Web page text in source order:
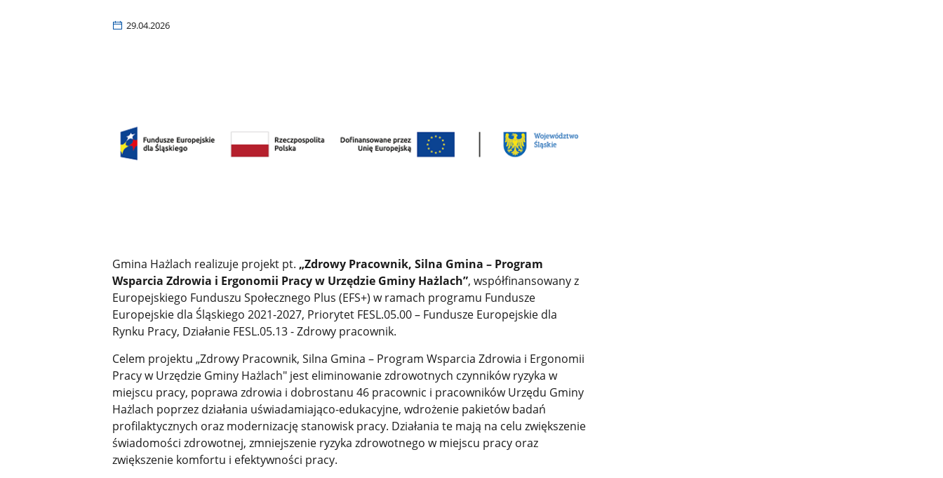
29.04.2026
Gmina Hażlach realizuje projekt pt. „Zdrowy Pracownik, Silna Gmina – Program
Wsparcia Zdrowia i Ergonomii Pracy w Urzędzie Gminy Hażlach”, współfinansowany z
Europejskiego Funduszu Społecznego Plus (EFS+) w ramach programu Fundusze
Europejskie dla Śląskiego 2021-2027, Priorytet FESL.05.00 – Fundusze Europejskie dla
Rynku Pracy, Działanie FESL.05.13 - Zdrowy pracownik.
Celem projektu „Zdrowy Pracownik, Silna Gmina – Program Wsparcia Zdrowia i Ergonomii
Pracy w Urzędzie Gminy Hażlach" jest eliminowanie zdrowotnych czynników ryzyka w
miejscu pracy, poprawa zdrowia i dobrostanu 46 pracownic i pracowników Urzędu Gminy
Hażlach poprzez działania uświadamiająco-edukacyjne, wdrożenie pakietów badań
profilaktycznych oraz modernizację stanowisk pracy. Działania te mają na celu zwiększenie
świadomości zdrowotnej, zmniejszenie ryzyka zdrowotnego w miejscu pracy oraz
zwiększenie komfortu i efektywności pracy.